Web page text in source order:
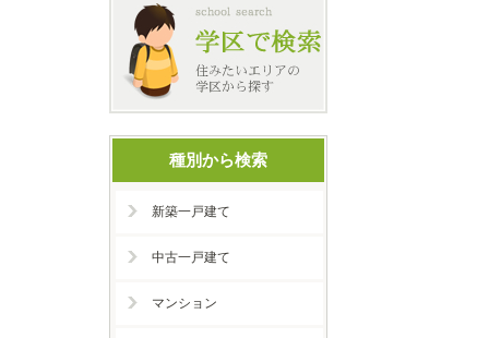
種別から検索
新築一戸建て
中古一戸建て
マンション